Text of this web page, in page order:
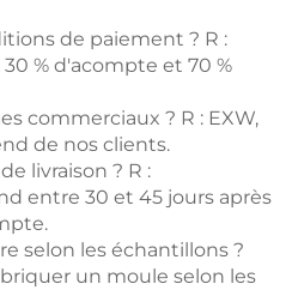
de paiement ? R :
% d'acompte et 70 %
commerciaux ? R : EXW,
de nos clients.
livraison ? R :
entre 30 et 45 jours après
selon les échantillons ?
un moule selon les